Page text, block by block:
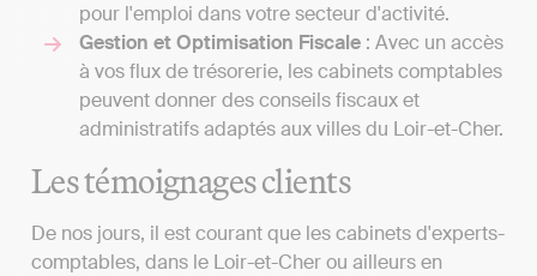
pour l'emploi dans votre secteur d'activité.
Gestion et Optimisation Fiscale : Avec un accès
à vos flux de trésorerie, les cabinets comptables
peuvent donner des conseils fiscaux et
administratifs adaptés aux villes du Loir-et-Cher.
Les témoignages clients
De nos jours, il est courant que les cabinets d'experts-
comptables, dans le Loir-et-Cher ou ailleurs en